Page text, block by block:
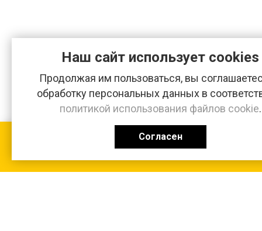
Наш сайт использует cookies
Продолжая им пользоваться, вы
обработку персональных данных в
политикой использования файлов cookie.
Согласен